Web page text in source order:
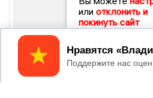
или отклонить и
покинуть сайт
Принять